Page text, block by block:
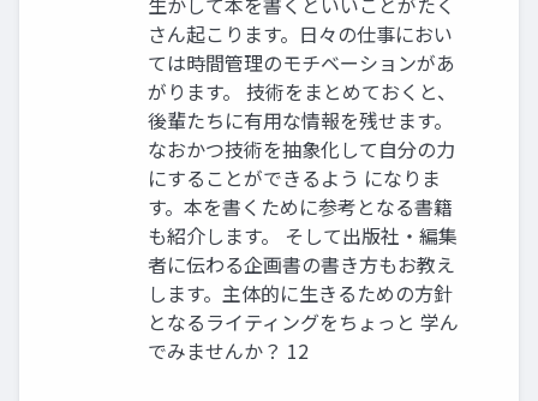
さん起こります。日々の仕事におい
ては時間管理のモチベーションがあ
がります。 技術をまとめておくと、
後輩たちに有用な情報を残せます。
なおかつ技術を抽象化して自分の力
にすることができるよう になりま
す。本を書くために参考となる書籍
も紹介します。 そして出版社・編集
者に伝わる企画書の書き方もお教え
します。主体的に生きるための方針
となるライティングをちょっと 学ん
でみませんか？ 12